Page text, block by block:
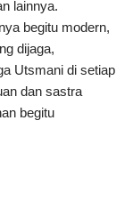
lainnya.
begitu modern,
dijaga,
Utsmani di setiap
dan sastra
begitu